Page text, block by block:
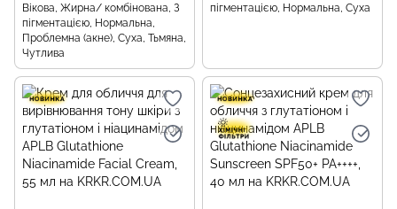
Вікова, Жирна/ комбінована, З
пігментацією, Нормальна,
Проблемна (акне), Суха, Тьмяна,
Чутлива
пігментацією, Нормальна, Суха